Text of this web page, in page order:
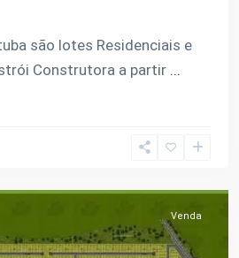
são lotes Residenciais e
Construtora a partir ...
Venda